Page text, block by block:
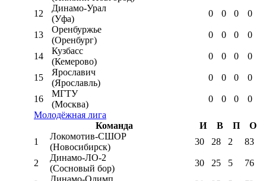
12
Динамо-Урал
(Уфа)
0 0 0 0
13
Оренбуржье
(Оренбург)
0 0 0 0
14
Кузбасс
(Кемерово)
0 0 0 0
15
Ярославич
(Ярославль)
0 0 0 0
16
МГТУ
(Москва)
0 0 0
0
Молодёжная лига
Команда
И В П
О
1
Локомотив-CШОР
(Новосибирск)
30 28 2 83
2
Динамо-ЛО-2
(Сосновый бор)
30 25 5 76
Динамо-Олимп